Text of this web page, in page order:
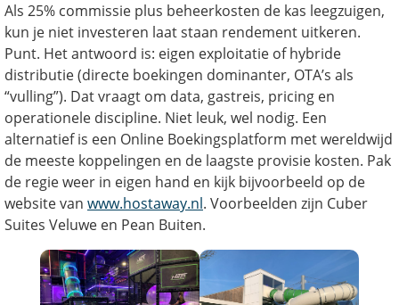
Als 25% commissie plus beheerkosten de kas leegzuigen,
kun je niet investeren laat staan rendement uitkeren.
Punt. Het antwoord is: eigen exploitatie of hybride
distributie (directe boekingen dominanter, OTA’s als
“vulling”). Dat vraagt om data, gastreis, pricing en
operationele discipline. Niet leuk, wel nodig. Een
alternatief is een Online Boekingsplatform met wereldwijd
de meeste koppelingen en de laagste provisie kosten. Pak
de regie weer in eigen hand en kijk bijvoorbeeld op de
website van www.hostaway.nl. Voorbeelden zijn Cuber
Suites Veluwe en Pean Buiten.